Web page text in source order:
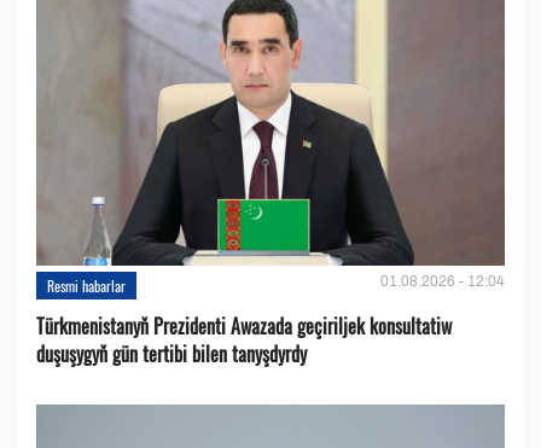
Resmi habarlar 01.08.2026 - 12:04
Türkmenistanyň Prezidenti Awazada geçiriljek konsultatiw
duşuşygyň gün tertibi bilen tanyşdyrdy